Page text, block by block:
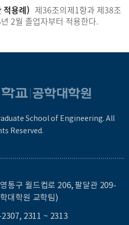
적용례) 제36조의제1항과 제38조
2월 졸업자부터 적용한다.
School of Engineering. All
Reserved.
통구 월드컵로 206, 팔달관 209-
대학원 교학팀)
, 2311 ~ 2313